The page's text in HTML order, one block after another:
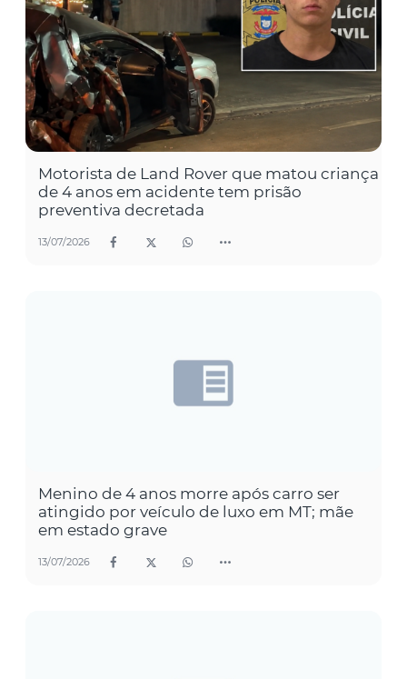
Motorista de Land Rover que matou criança
de 4 anos em acidente tem prisão
preventiva decretada
13/07/2026
Menino de 4 anos morre após carro ser
atingido por veículo de luxo em MT; mãe
em estado grave
13/07/2026